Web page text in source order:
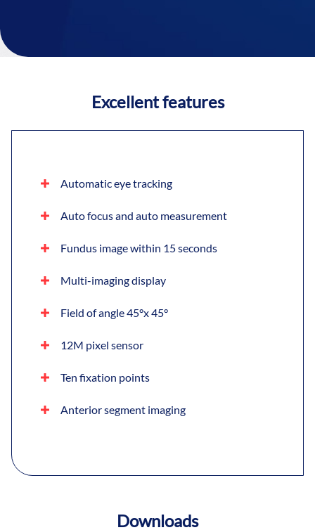
Excellent features
Automatic eye tracking
Auto focus and auto measurement
Fundus image within 15 seconds
Multi-imaging display
Field of angle 45°x 45°
12M pixel sensor
Ten fixation points
Anterior segment imaging
Downloads